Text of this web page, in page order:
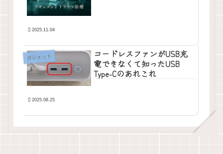
2025.11.04
ガジェット
コードレスファンがUSB充
電できなくて知ったUSB
Type-Cのあれこれ
2025.08.25